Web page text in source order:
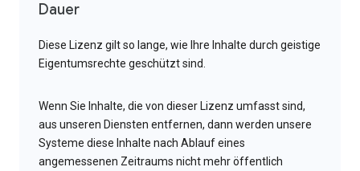
Dauer
Diese Lizenz gilt so lange, wie Ihre Inhalte durch geistige
Eigentumsrechte geschützt sind.
Wenn Sie Inhalte, die von dieser Lizenz umfasst sind,
aus unseren Diensten entfernen, dann werden unsere
Systeme diese Inhalte nach Ablauf eines
angemessenen Zeitraums nicht mehr öffentlich